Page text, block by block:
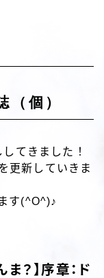
（個）
てきました！
更新していきま
す(^O^)♪
？】序章：ド